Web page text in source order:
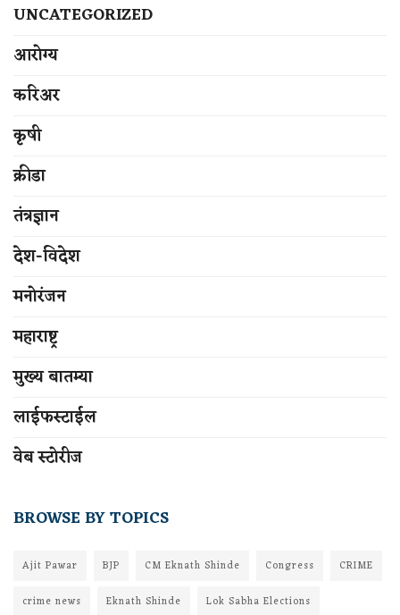
UNCATEGORIZED
आरोग्य
करिअर
कृषी
क्रीडा
तंत्रज्ञान
देश-विदेश
मनोरंजन
महाराष्ट्र
मुख्य बातम्या
लाईफस्टाईल
वेब स्टोरीज
BROWSE BY TOPICS
Ajit Pawar BJP CM Eknath Shinde Congress
CRIME
crime news
Eknath Shinde Lok Sabha Elections